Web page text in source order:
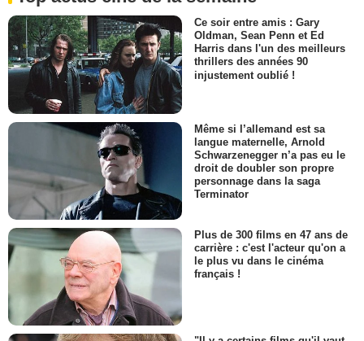
Ce soir entre amis : Gary
Oldman, Sean Penn et Ed
Harris dans l'un des meilleurs
thrillers des années 90
injustement oublié !
Même si l’allemand est sa
langue maternelle, Arnold
Schwarzenegger n’a pas eu le
droit de doubler son propre
personnage dans la saga
Terminator
Plus de 300 films en 47 ans de
carrière : c'est l'acteur qu'on a
le plus vu dans le cinéma
français !